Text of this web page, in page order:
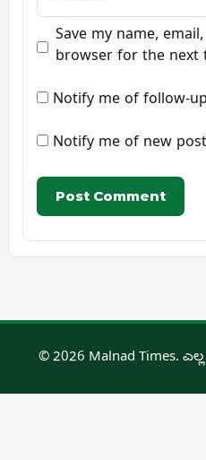
Save my name,
browser for the next
Notify me of follow-
Notify me of new
© 2026 Malnad Times.